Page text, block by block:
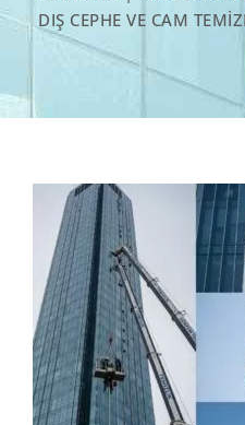
DIŞ CEPHE VE CAM